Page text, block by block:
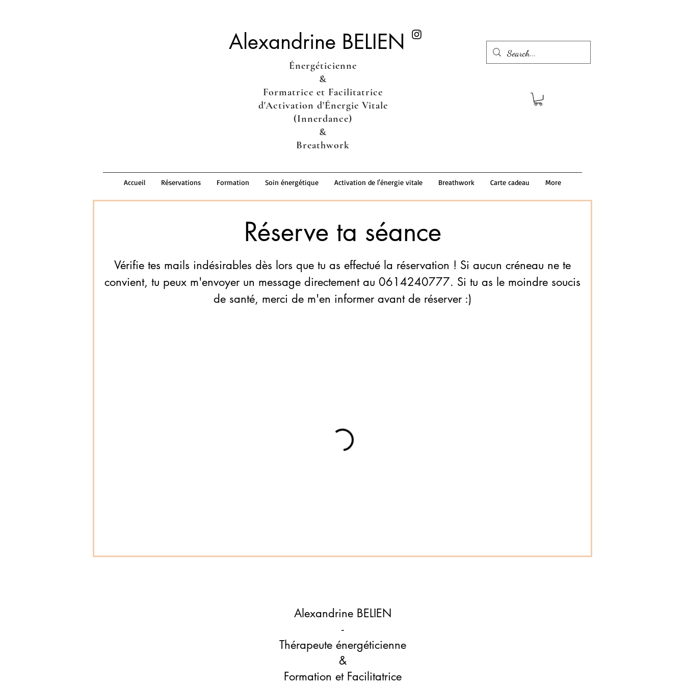
Alexandrine BELIEN
Énergéticienne
&
Formatrice et Facilitatrice
d'Activation d'Énergie Vitale
(Innerdance)
&
Breathwork
Accueil Réservations Formation Soin énergétique Activation de l'énergie vitale Breathwork Carte cadeau More
Réserve ta séance
Vérifie tes mails indésirables dès lors que tu as effectué la réservation ! Si aucun créneau ne te
convient, tu peux m'envoyer un message directement au 0614240777. Si tu as le moindre soucis
de santé, merci de m'en informer avant de réserver :)
Alexandrine BELIEN
-
Thérapeute énergéticienne
&
Formation et Facilitatrice